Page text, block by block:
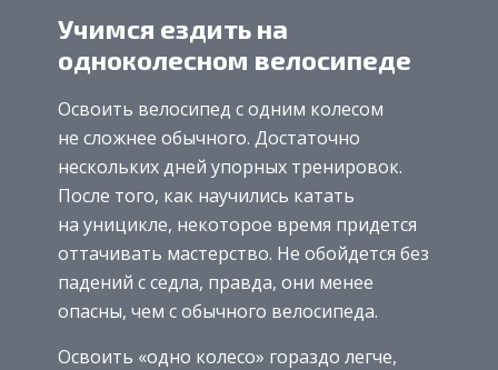
Учимся ездить на
одноколесном велосипеде
Освоить велосипед с одним колесом
не сложнее обычного. Достаточно
нескольких дней упорных тренировок.
После того, как научились катать
на уницикле, некоторое время придется
оттачивать мастерство. Не обойдется без
падений с седла, правда, они менее
опасны, чем с обычного велосипеда.
Освоить «одно колесо» гораздо легче,